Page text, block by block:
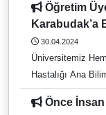
Karabudak’a
30.04.2024
Üniversitemiz
Hastalığı Ana
Sarıkaya
etmiştir. Cenazesi
Önce İnsan